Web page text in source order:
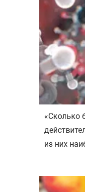
«Сколько
из них